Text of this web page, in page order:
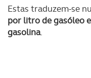
tecnologias similares
experiência de
disponibilizados.
Estas traduzem-se
por litro de gasóleo
gasolina.